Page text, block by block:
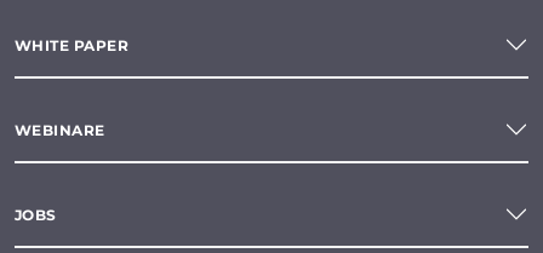
WHITE PAPER
WEBINARE
JOBS